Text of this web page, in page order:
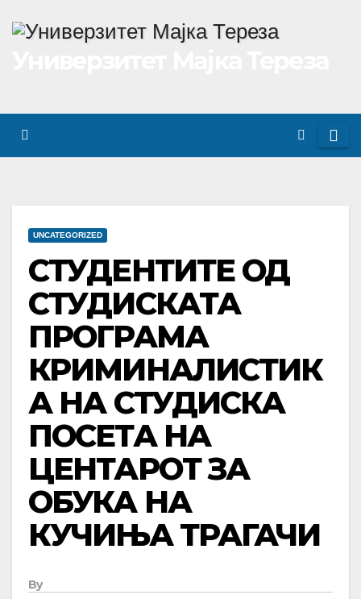
UNCATEGORIZED
СТУДЕНТИТЕ ОД
СТУДИСКАТА
ПРОГРАМА
КРИМИНАЛИСТИК
А НА СТУДИСКА
ПОСЕТА НА
ЦЕНТАРОТ ЗА
ОБУКА НА
КУЧИЊА ТРАГАЧИ
By